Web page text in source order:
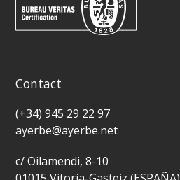
Contact
(+34) 945 29 22 97
ayerbe@ayerbe.net
c/ Oilamendi, 8-10